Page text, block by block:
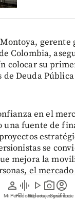
person
Mi Perfil
graphic_eq
Pódcast
play_arrow
Videos
photo_camera
Reportajes gráficos
account_circle
Suscríbete
gerente
Colombia,
colocar su
de Deuda
en el
una fuente de
se
mejora la
el
funciones más
sostenible